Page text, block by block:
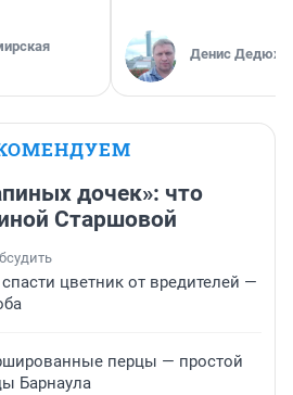
Денис
дочек»: что
Старшовой
цветник от вредителей —
перцы — простой
Барнаула